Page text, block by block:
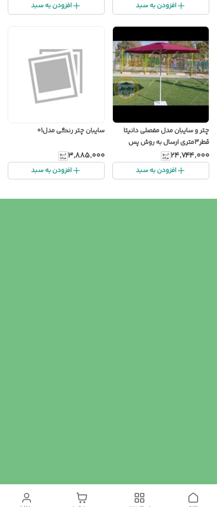
افزودن به سبد افزودن به سبد
چتر و سایبان مدل مفصلی دانیتا
قطر3متری ارسال به روش پس
کرایه
۲۴٬۷۴۴٬۰۰۰
افزودن به سبد
سایبان چتر رنگی مدل01
۳٬۸۸۵٬۰۰۰
افزودن به سبد